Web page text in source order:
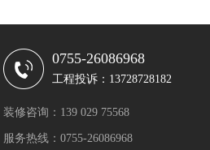
0755-26086968
工程投诉：13728728182
装修咨询：139 029 75568
服务热线：0755-26086968